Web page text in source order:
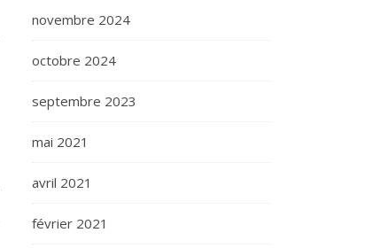
novembre 2024
octobre 2024
septembre 2023
mai 2021
avril 2021
février 2021